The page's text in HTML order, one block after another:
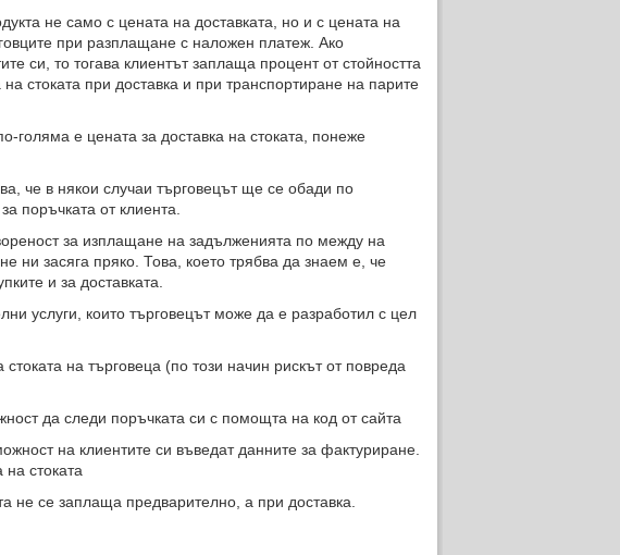
не само с цената на доставката, но и с цената на
при разплащане с наложен платеж. Ако
си, то тогава клиентът заплаща процент от стойността
стоката при доставка и при транспортиране на парите
голяма е цената за доставка на стоката, понеже
че в някои случаи търговецът ще се обади по
поръчката от клиента.
за изплащане на задълженията по между на
ни засяга пряко. Това, което трябва да знаем е, че
и за доставката.
услуги, които търговецът може да е разработил с цел
на търговеца (по този начин рискът от повреда
да следи поръчката си с помощта на код от сайта
на клиентите си въведат данните за фактуриране.
стоката
не се заплаща предварително, а при доставка.